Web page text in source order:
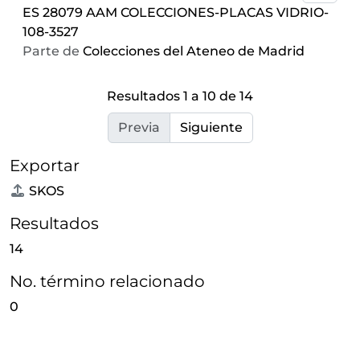
ES 28079 AAM COLECCIONES-PLACAS VIDRIO-
108-3527
Parte de Colecciones del Ateneo de Madrid
Resultados 1 a 10 de 14
Previa Siguiente
Exportar
SKOS
Resultados
14
No. término relacionado
0